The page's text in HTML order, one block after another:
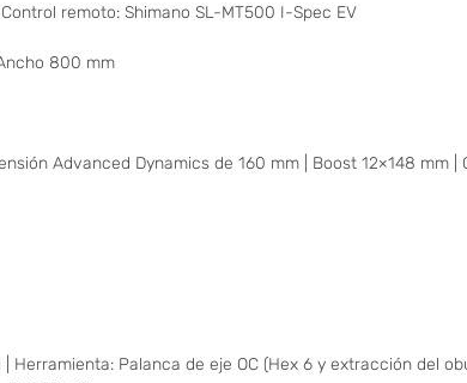
remoto: Shimano SL-MT500 I-Spec EV
800 mm
Advanced Dynamics de 160 mm | Boost 12×148 mm |
Palanca de eje OC (Hex 6 y extracción del